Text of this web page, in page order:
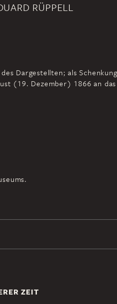
RÜPPELL
Dargestellten; als
(19. Dezember) 1866 an das
ZEIT